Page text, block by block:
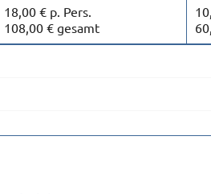
18,00 € p. Pers.
108,00 € gesamt